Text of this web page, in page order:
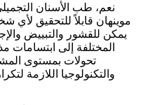
نعم، طب الأسنان
موينهان قابلاً للتحقيق
يمكن للقشور والتبييض
المختلفة إلى
تحولات بمستوى
والتكنولوجيا اللازمة